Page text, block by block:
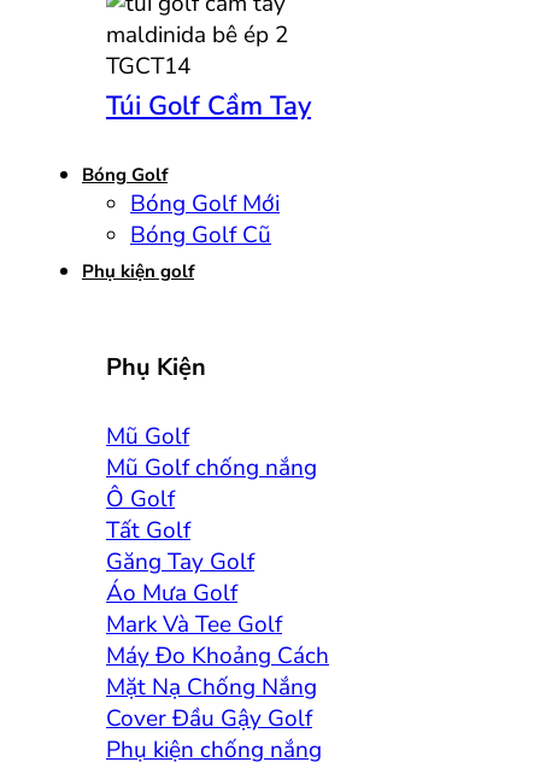
Túi Golf Cầm Tay
Bóng Golf
Bóng Golf Mới
Bóng Golf Cũ
Phụ kiện golf
Phụ Kiện
Mũ Golf
Mũ Golf chống nắng
Ô Golf
Tất Golf
Găng Tay Golf
Áo Mưa Golf
Mark Và Tee Golf
Máy Đo Khoảng Cách
Mặt Nạ Chống Nắng
Cover Đầu Gậy Golf
Phụ kiện chống nắng